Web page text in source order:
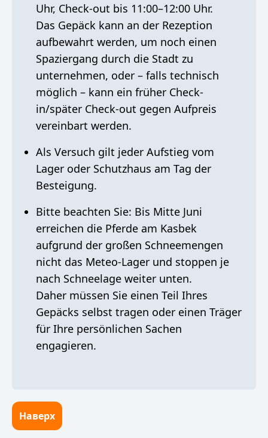
Uhr, Check-out bis 11:00–12:00 Uhr.
Das Gepäck kann an der Rezeption
aufbewahrt werden, um noch einen
Spaziergang durch die Stadt zu
unternehmen, oder – falls technisch
möglich – kann ein früher Check-
in/später Check-out gegen Aufpreis
vereinbart werden.
Als Versuch gilt jeder Aufstieg vom
Lager oder Schutzhaus am Tag der
Besteigung.
Bitte beachten Sie: Bis Mitte Juni
erreichen die Pferde am Kasbek
aufgrund der großen Schneemengen
nicht das Meteo-Lager und stoppen je
nach Schneelage weiter unten.
Daher müssen Sie einen Teil Ihres
Gepäcks selbst tragen oder einen Träger
für Ihre persönlichen Sachen
engagieren.
Наверх